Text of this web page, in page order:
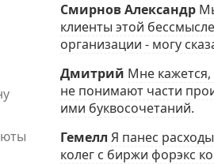
Смирнов Александр
клиенты этой
организации - могу
Дмитрий Мне
не понимают части
ими буквосочетаний.
Гемелл Я панес
колег с биржи форэкс